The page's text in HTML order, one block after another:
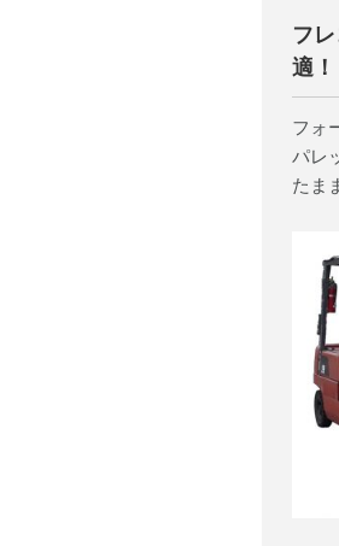
フ
適！
フォ
パレ
たま